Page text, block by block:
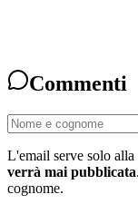
Commenti
L'email serve solo
verrà mai pubblicata
cognome.